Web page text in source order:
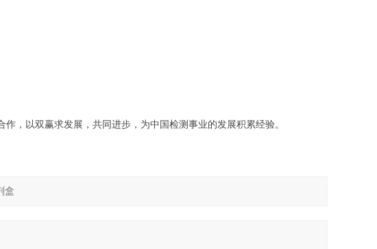
，以双赢求发展，共同进步，为中国检测事业的发展积累经验。